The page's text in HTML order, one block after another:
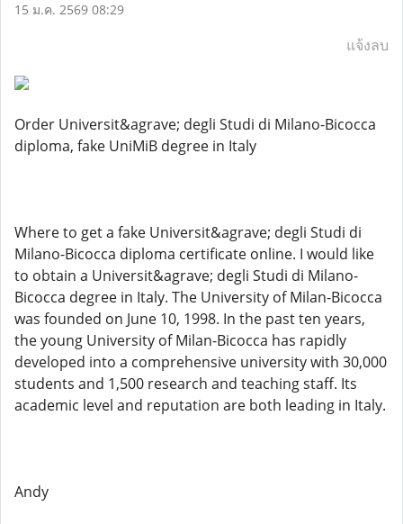
15 ม.ค. 2569 08:29
แจ้งลบ
Order Universit&agrave; degli Studi di Milano-Bicocca
diploma, fake UniMiB degree in Italy
Where to get a fake Universit&agrave; degli Studi di
Milano-Bicocca diploma certificate online. I would like
to obtain a Universit&agrave; degli Studi di Milano-
Bicocca degree in Italy. The University of Milan-Bicocca
was founded on June 10, 1998. In the past ten years,
the young University of Milan-Bicocca has rapidly
developed into a comprehensive university with 30,000
students and 1,500 research and teaching staff. Its
academic level and reputation are both leading in Italy.
Andy